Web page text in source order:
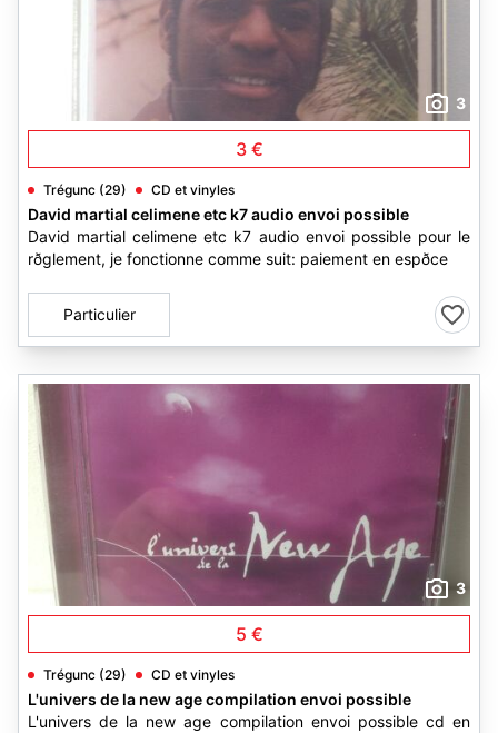
3
3 €
Trégunc (29) CD et vinyles
David martial celimene etc k7 audio envoi possible
David martial celimene etc k7 audio envoi possible pour le
rðglement, je fonctionne comme suit: paiement en espðce
Particulier
3
5 €
Trégunc (29) CD et vinyles
L'univers de la new age compilation envoi possible
L'univers de la new age compilation envoi possible cd en